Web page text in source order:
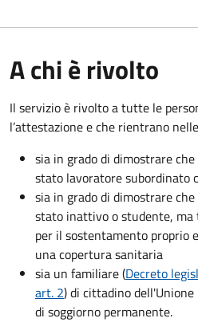
A chi è rivolto
Il servizio è rivolto a tutte le
l’attestazione e che rientrano
sia in grado di dimostrare
stato lavoratore subordinato
sia in grado di dimostrare
stato inattivo o studente,
per il sostentamento proprio
una copertura sanitaria
sia un familiare (Decreto
art. 2) di cittadino
di soggiorno permanente.